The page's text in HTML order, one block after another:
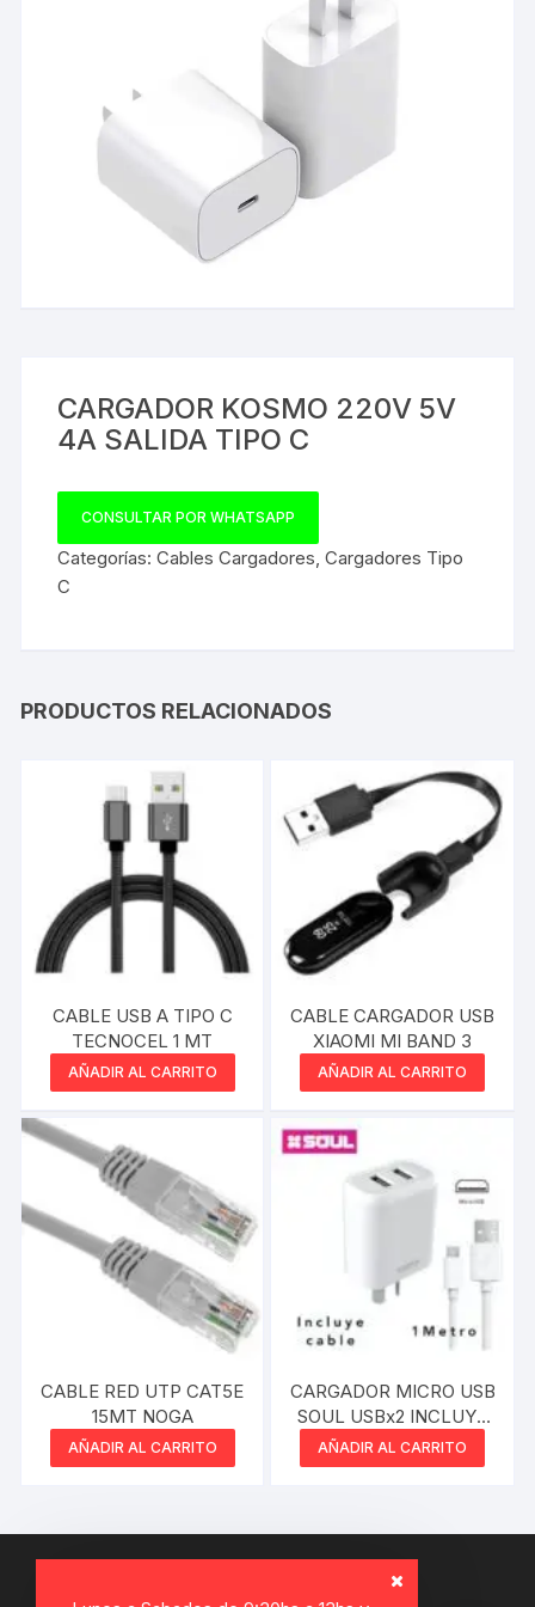
CARGADOR KOSMO 220V 5V
4A SALIDA TIPO C
CONSULTAR POR WHATSAPP
Categorías:Cables Cargadores ,Cargadores Tipo
C
PRODUCTOS RELACIONADOS
CABLE USB A TIPO C
TECNOCEL 1 MT
AÑADIR AL CARRITO
CABLE CARGADOR USB
XIAOMI MI BAND 3
AÑADIR AL CARRITO
CABLE RED UTP CAT5E
15MT NOGA
AÑADIR AL CARRITO
CARGADOR MICRO USB
SOUL USBx2 INCLUYE
CABLE 2.4A
AÑADIR AL CARRITO